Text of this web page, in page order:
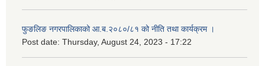
फुङलिङ नगरपालिकाको आ.ब.२०८०/८१ को नीति तथा कार्यक्रम ।
Post date: Thursday, August 24, 2023 - 17:22